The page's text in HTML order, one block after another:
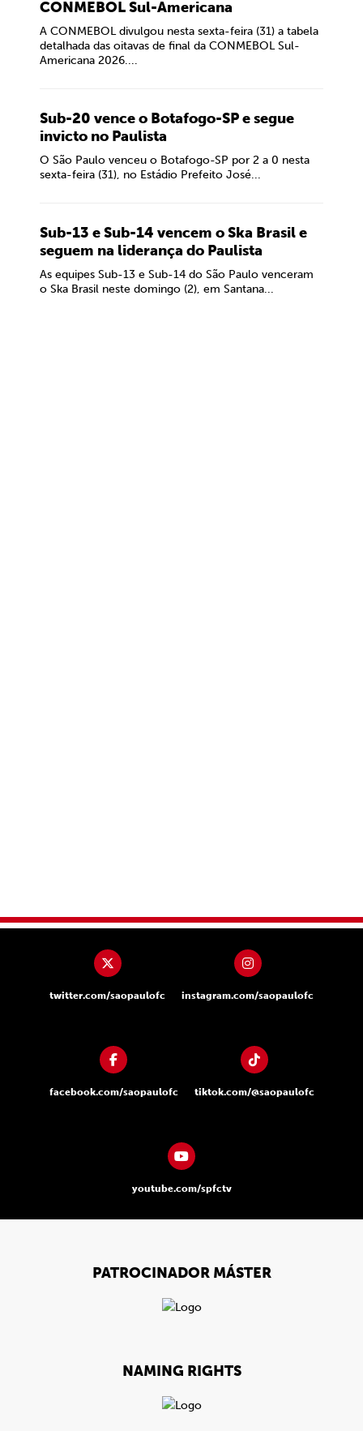
CONMEBOL Sul-Americana
A CONMEBOL divulgou nesta sexta-feira (31) a tabela
detalhada das oitavas de final da CONMEBOL Sul-
Americana 2026....
Sub-20 vence o Botafogo-SP e segue
invicto no Paulista
O São Paulo venceu o Botafogo-SP por 2 a 0 nesta
sexta-feira (31), no Estádio Prefeito José...
Sub-13 e Sub-14 vencem o Ska Brasil e
seguem na liderança do Paulista
As equipes Sub-13 e Sub-14 do São Paulo venceram
o Ska Brasil neste domingo (2), em Santana...
twitter.com/saopaulofc instagram.com/saopaulofc
facebook.com/saopaulofc tiktok.com/@saopaulofc
youtube.com/spfctv
PATROCINADOR MÁSTER
NAMING RIGHTS